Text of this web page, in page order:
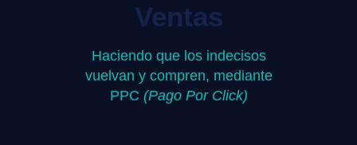
Ventas
Haciendo que los indecisos
vuelvan y compren, mediante
PPC (Pago Por Click)